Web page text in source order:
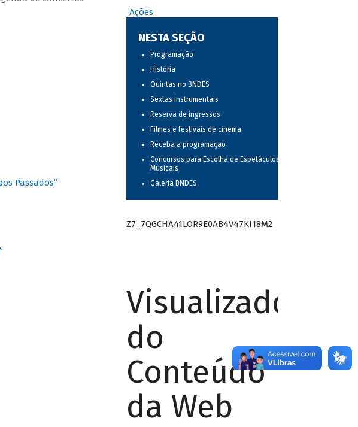
Passados”
Ações
NESTA SEÇÃO
Programação
História
Quintas no BNDES
Sextas instrumentais
Reserva de ingressos
Filmes e festivais de cinema
Receba a programação
Concursos para Escolha de Espetáculos
Musicais
Galeria BNDES
Z7_7QGCHA41LOR9E0AB4V47KI18M2
Visualizador
do
Conteúdo
da Web